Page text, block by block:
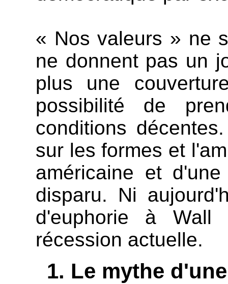
« Nos valeurs » ne
ne donnent pas un
plus une
possibilité de
conditions
sur les formes et
américaine et
disparu. Ni
d'euphorie à
récession actuelle.
Le mythe